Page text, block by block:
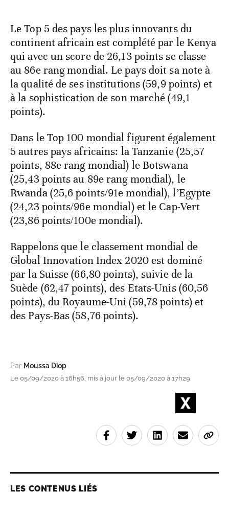
Le Top 5 des pays les plus innovants du
continent africain est complété par le Kenya
qui avec un score de 26,13 points se classe
au 86e rang mondial. Le pays doit sa note à
la qualité de ses institutions (59,9 points) et
à la sophistication de son marché (49,1
points).
Dans le Top 100 mondial figurent également
5 autres pays africains: la Tanzanie (25,57
points, 88e rang mondial) le Botswana
(25,43 points au 89e rang mondial), le
Rwanda (25,6 points/91e mondial), l’Egypte
(24,23 points/96e mondial) et le Cap-Vert
(23,86 points/100e mondial).
Rappelons que le classement mondial de
Global Innovation Index 2020 est dominé
par la Suisse (66,80 points), suivie de la
Suède (62,47 points), des Etats-Unis (60,56
points), du Royaume-Uni (59,78 points) et
des Pays-Bas (58,76 points).
Par Moussa Diop
Le 05/09/2020 à 16h56, mis à jour le 05/09/2020 à 17h29
LES CONTENUS LIÉS